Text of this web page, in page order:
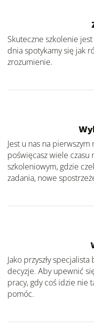
Skuteczne szkolenie
dnia spotykamy się jak
zrozumienie.
Jest u nas na
poświęcasz wiele czasu
szkoleniowym, gdzie
zadania, nowe
Jako przyszły
decyzje. Aby upewnić
pracy, gdy coś idzie nie
pomóc.